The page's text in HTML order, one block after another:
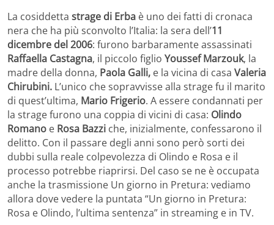
La cosiddetta strage di Erba è uno dei fatti di cronaca
nera che ha più sconvolto l’Italia: la sera dell’11
dicembre del 2006: furono barbaramente assassinati
Raffaella Castagna, il piccolo figlio Youssef Marzouk, la
madre della donna, Paola Galli, e la vicina di casa Valeria
Chirubini. L’unico che sopravvisse alla strage fu il marito
di quest’ultima, Mario Frigerio. A essere condannati per
la strage furono una coppia di vicini di casa: Olindo
Romano e Rosa Bazzi che, inizialmente, confessarono il
delitto. Con il passare degli anni sono però sorti dei
dubbi sulla reale colpevolezza di Olindo e Rosa e il
processo potrebbe riaprirsi. Del caso se ne è occupata
anche la trasmissione Un giorno in Pretura: vediamo
allora dove vedere la puntata “Un giorno in Pretura:
Rosa e Olindo, l’ultima sentenza” in streaming e in TV.